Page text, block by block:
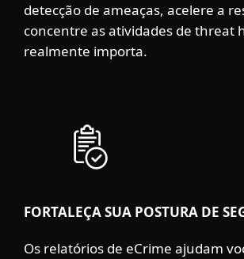
detecção de ameaças, acelere a
concentre as atividades de threat
realmente importa.
FORTALEÇA SUA POSTURA DE
Os relatórios de eCrime ajudam